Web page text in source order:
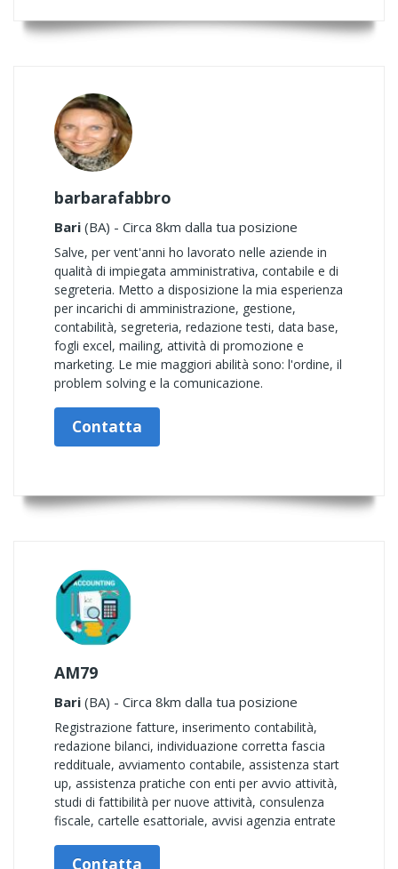
barbarafabbro
Bari (BA) - Circa 8km dalla tua posizione
Salve, per vent'anni ho lavorato nelle aziende in
qualità di impiegata amministrativa, contabile e di
segreteria. Metto a disposizione la mia esperienza
per incarichi di amministrazione, gestione,
contabilità, segreteria, redazione testi, data base,
fogli excel, mailing, attività di promozione e
marketing. Le mie maggiori abilità sono: l'ordine, il
problem solving e la comunicazione.
Contatta
AM79
Bari (BA) - Circa 8km dalla tua posizione
Registrazione fatture, inserimento contabilità,
redazione bilanci, individuazione corretta fascia
reddituale, avviamento contabile, assistenza start
up, assistenza pratiche con enti per avvio attività,
studi di fattibilità per nuove attività, consulenza
fiscale, cartelle esattoriale, avvisi agenzia entrate
Contatta